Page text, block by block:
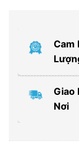
Cam
Giao
Nơi